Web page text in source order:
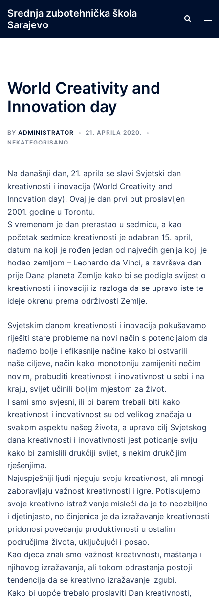
content
Srednja zubotehnička škola
Sarajevo
Search
World Creativity and
Innovation day
BY ADMINISTRATOR
21. APRILA 2020.
NEKATEGORISANO
Na današnji dan, 21. aprila se slavi Svjetski dan
kreativnosti i inovacija (World Creativity and
Innovation day). Ovaj je dan prvi put proslavljen
2001. godine u Torontu.
S vremenom je dan prerastao u sedmicu, a kao
početak sedmice kreativnosti je odabran 15. april,
datum na koji je rođen jedan od najvećih genija koji je
hodao zemljom – Leonardo da Vinci, a završava dan
prije Dana planeta Zemlje kako bi se podigla svijest o
kreativnosti i inovaciji iz razloga da se upravo iste te
ideje okrenu prema održivosti Zemlje.
Svjetskim danom kreativnosti i inovacija pokušavamo
riješiti stare probleme na novi način s potencijalom da
nađemo bolje i efikasnije načine kako bi ostvarili
naše ciljeve, način kako monotoniju zamijeniti nečim
novim, probuditi kreativnost i inovativnost u sebi i na
kraju, svijet učinili boljim mjestom za život.
I sami smo svjesni, ili bi barem trebali biti kako
kreativnost i inovativnost su od velikog značaja u
svakom aspektu našeg života, a upravo cilj Svjetskog
dana kreativnosti i inovativnosti jest poticanje sviju
kako bi zamislili drukčiji svijet, s nekim drukčijim
rješenjima.
Najuspješniji ljudi njeguju svoju kreativnost, ali mnogi
zaboravljaju važnost kreativnosti i igre. Potiskujemo
svoje kreativno istraživanje misleći da je to neozbiljno
i djetinjasto, no činjenica je da izražavanje kreativnosti
pridonosi povećanju produktivnosti u ostalim
područjima života, uključujući i posao.
Kao djeca znali smo važnost kreativnosti, maštanja i
njihovog izražavanja, ali tokom odrastanja postoji
tendencija da se kreativno izražavanje izgubi.
Kako bi uopće trebalo proslaviti Dan kreativnosti,